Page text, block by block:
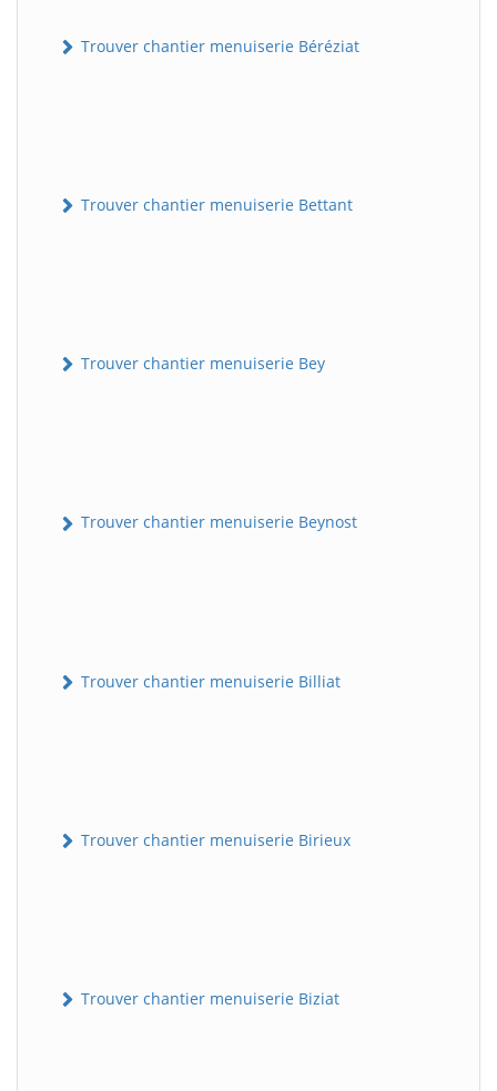
Trouver chantier menuiserie Béréziat
Trouver chantier menuiserie Bettant
Trouver chantier menuiserie Bey
Trouver chantier menuiserie Beynost
Trouver chantier menuiserie Billiat
Trouver chantier menuiserie Birieux
Trouver chantier menuiserie Biziat